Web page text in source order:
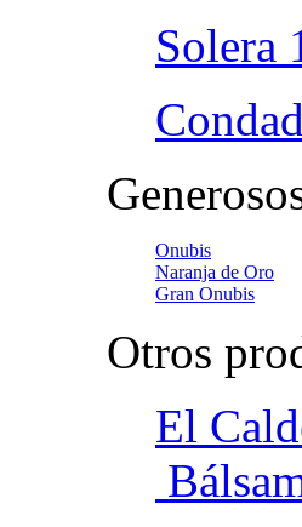
Solera
Onubis
Naranja de Oro
Gran Onubis
Otros
El